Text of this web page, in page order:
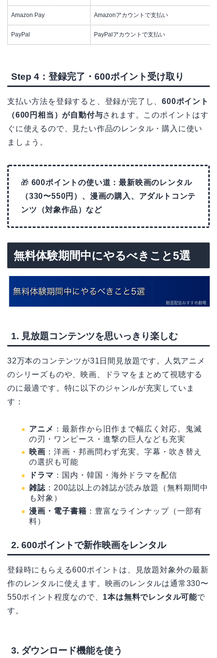
Amazon Pay Amazonアカウントで支払い
PayPal PayPalアカウントで支払い
Step 4：登録完了・600ポイント受け取り
支払い方法を登録すると、登録が完了し、600ポイント
（600円相当）が自動付与されます。このポイントはす
ぐに使えるので、見たい作品のレンタル・購入に使い
ましょう。
🎁 600ポイントの使い道：最新映画のレンタル
（330〜550円）、漫画の購入、アダルトコンテ
ンツ（対象作品）など
無料体験期間中にやるべきこと5選
1. 見放題コンテンツを思いっきり楽しむ
32万本のコンテンツが31日間見放題です。人気アニメ
のシリーズものや、映画、ドラマをまとめて視聴する
のに最適です。特に以下のジャンルが充実していま
す：
アニメ ：最新作から旧作まで幅広く対応。鬼滅
の刃・ワンピース・進撃の巨人なども充実
映画 ：洋画・邦画問わず充実。字幕・吹き替え
の選択も可能
ドラマ ：国内・韓国・海外ドラマを配信
雑誌 ：200誌以上の雑誌が読み放題（無料期間中
も対象）
漫画・電子書籍 ：豊富なラインナップ（一部有
料）
2. 600ポイントで新作映画をレンタル
登録時にもらえる600ポイントは、見放題対象外の最新
作のレンタルに使えます。映画のレンタルは通常330〜
550ポイント程度なので、 1本は無料でレンタル可能で
す。
3. ダウンロード機能を使う